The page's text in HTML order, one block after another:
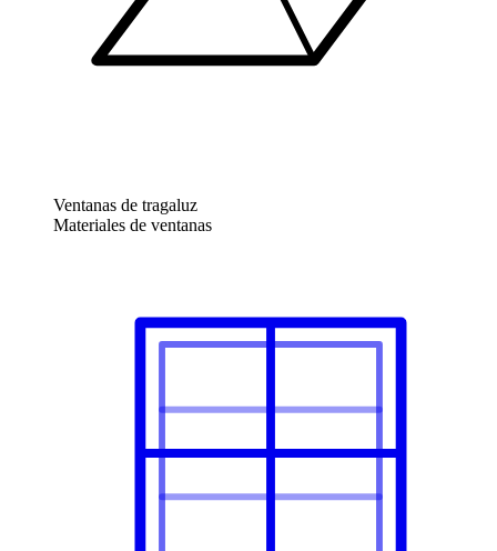
Ventanas de tragaluz
Materiales de ventanas